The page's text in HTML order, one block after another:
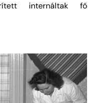
internáltak fő